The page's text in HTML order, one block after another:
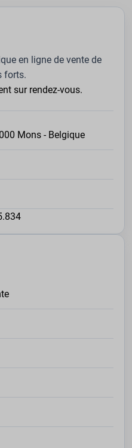
en ligne de vente de
forts.
sur rendez-vous.
Mons - Belgique